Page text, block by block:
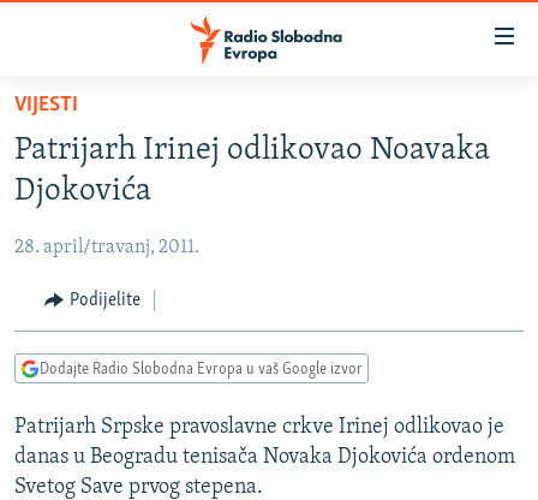
Pređite
glavni
sadržaj
Pređite
na
navigaciju
Pređite
na
BOSNA I HERCEGOVINA
SRBIJA
KOSOVO
CRNA GORA
VIDEO
FOTOGALERIJE
INFOGRAFIKE
PODCASTI
RAT U UKRAJINI
KINA NA BALKANU
VIJESTI
Patrijarh Irinej odlikovao Noavaka
Djokovića
28. april/travanj, 2011.
Podijelite
Dodajte Radio Slobodna Evropa u vaš Google izvor
Patrijarh Srpske pravoslavne crkve Irinej odlikovao je
danas u Beogradu tenisača Novaka Djokovića ordenom
Svetog Save prvog stepena.